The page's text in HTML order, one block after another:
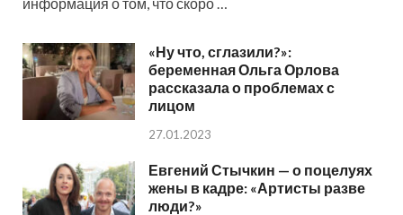
«Ну что, сглазили?»:
беременная Ольга Орлова
рассказала о проблемах с
лицом
27.01.2023
Евгений Стычкин — о поцелуях
жены в кадре: «Артисты разве
люди?»